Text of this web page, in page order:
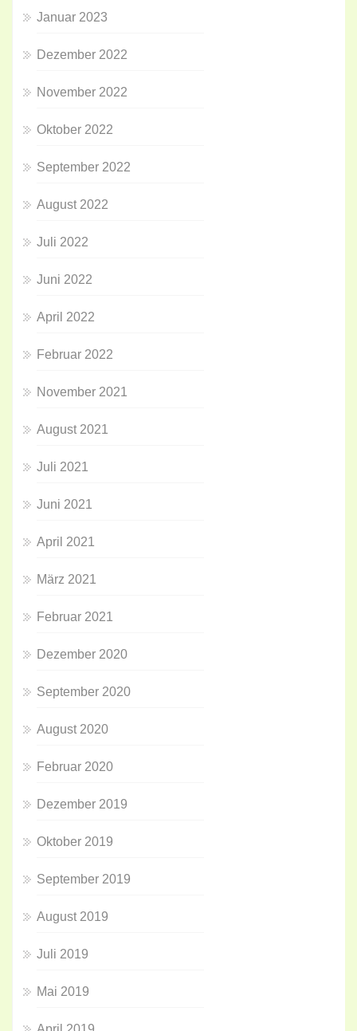
Januar 2023
Dezember 2022
November 2022
Oktober 2022
September 2022
August 2022
Juli 2022
Juni 2022
April 2022
Februar 2022
November 2021
August 2021
Juli 2021
Juni 2021
April 2021
März 2021
Februar 2021
Dezember 2020
September 2020
August 2020
Februar 2020
Dezember 2019
Oktober 2019
September 2019
August 2019
Juli 2019
Mai 2019